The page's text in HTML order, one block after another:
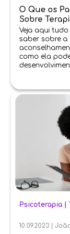
O Que os
Sobre
Veja aqui
saber sobre a
como ela
Psicoterapia |
10.09.2023 |